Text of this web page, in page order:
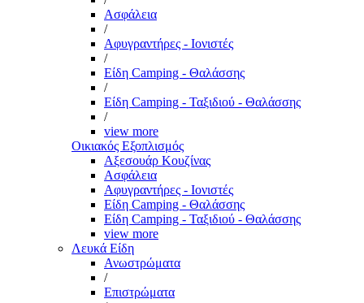
Ασφάλεια
/
Αφυγραντήρες - Ιονιστές
/
Είδη Camping - Θαλάσσης
/
Είδη Camping - Ταξιδιού - Θαλάσσης
/
view more
Οικιακός Εξοπλισμός
Αξεσουάρ Κουζίνας
Ασφάλεια
Αφυγραντήρες - Ιονιστές
Είδη Camping - Θαλάσσης
Είδη Camping - Ταξιδιού - Θαλάσσης
view more
Λευκά Είδη
Ανωστρώματα
/
Επιστρώματα